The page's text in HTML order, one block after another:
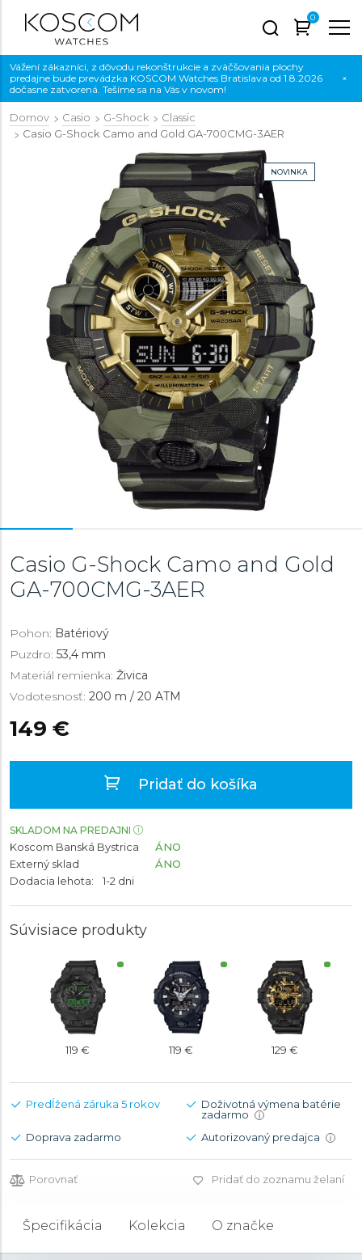
0
Vážení zákazníci, z dôvodu rekonštrukcie a zväčšovania plochy
predajne bude prevádzka KOSCOM Watches Bratislava od 1.8.2026
dočasne zatvorená. Tešíme sa na Vás v novom!
×
Domov Casio G-Shock
Classic
Casio G-Shock Camo and Gold GA-700CMG-3AER
NOVINKA
Casio G-Shock Camo and Gold
GA-700CMG-3AER
Pohon: Batériový
Puzdro: 53,4 mm
Materiál remienka: Živica
Vodotesnosť: 200 m / 20 ATM
149 €
Pridať do košíka
SKLADOM NA PREDAJNI
Koscom Banská Bystrica
ÁNO
Externý sklad
ÁNO
Dodacia lehota:
1-2 dni
Súvisiace produkty
119 € 119 € 129 €
Predĺžená záruka 5 rokov
Doživotná výmena batérie
zadarmo
i
Doprava zadarmo Autorizovaný predajca i
Porovnať Pridať do zoznamu želaní
Špecifikácia Kolekcia O značke